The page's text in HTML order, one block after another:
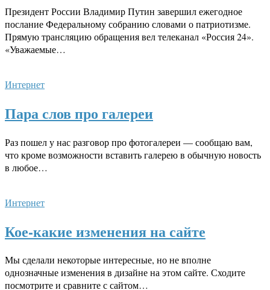
Президент России Владимир Путин завершил ежегодное
послание Федеральному собранию словами о патриотизме.
Прямую трансляцию обращения вел телеканал «Россия 24».
«Уважаемые…
Интернет
Пара слов про галереи
Раз пошел у нас разговор про фотогалереи — сообщаю вам,
что кроме возможности вставить галерею в обычную новость
в любое…
Интернет
Кое-какие изменения на сайте
Мы сделали некоторые интересные, но не вполне
однозначные изменения в дизайне на этом сайте. Сходите
посмотрите и сравните с сайтом…